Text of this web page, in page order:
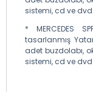
sistemi, cd ve dvd
* MERCEDES
tasarlanmış
adet buzdolabı,
sistemi, cd ve dvd